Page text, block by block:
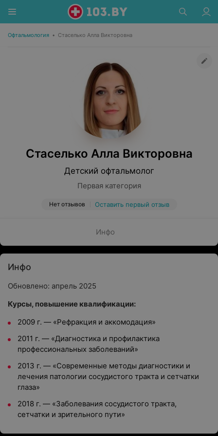
Офтальмология • Стаселько Алла Викторовна
Стаселько Алла Викторовна
Детский офтальмолог
Первая категория
Нет отзывов Оставить первый отзыв
Инфо
Инфо
Обновлено: апрель 2025
Курсы, повышение квалификации:
2009 г. — «Рефракция и аккомодация»
2011 г. — «Диагностика и профилактика
профессиональных заболеваний»
2013 г. — «Современные методы диагностики и
лечения патологии сосудистого тракта и сетчатки
глаза»
2018 г. — «Заболевания сосудистого тракта,
сетчатки и зрительного пути»